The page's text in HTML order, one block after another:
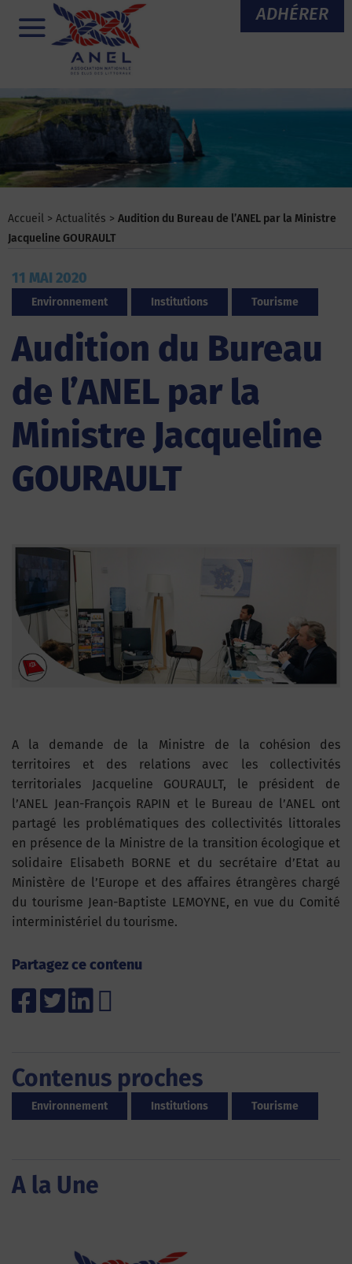
ADHÉRER
Menu
Accueil > Actualités > Audition du Bureau de l’ANEL par la Ministre
Jacqueline GOURAULT
11 MAI 2020
Environnement Institutions Tourisme
Audition du Bureau
de l’ANEL par la
Ministre Jacqueline
GOURAULT
A la demande de la Ministre de la cohésion des
territoires et des relations avec les collectivités
territoriales Jacqueline GOURAULT, le président de
l’ANEL Jean-François RAPIN et le Bureau de l’ANEL ont
partagé les problématiques des collectivités littorales
en présence de la Ministre de la transition écologique et
solidaire Elisabeth BORNE et du secrétaire d’Etat au
Ministère de l’Europe et des affaires étrangères chargé
du tourisme Jean-Baptiste LEMOYNE, en vue du Comité
interministériel du tourisme.
Partagez ce contenu
Contenus proches
Environnement Institutions Tourisme
A la Une